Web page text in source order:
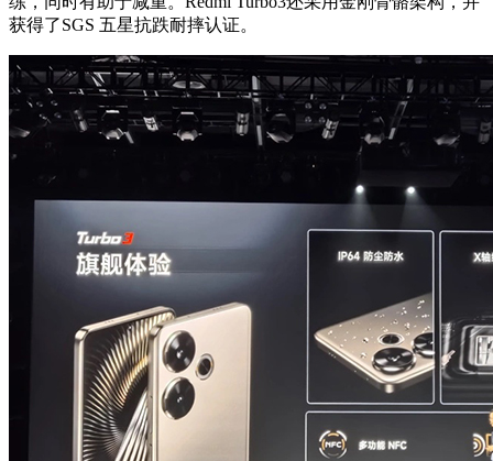
获得了SGS 五星抗跌耐摔认证。